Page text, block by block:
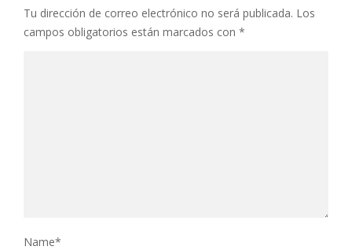
Tu dirección de correo electrónico no será publicada. Los
campos obligatorios están marcados con *
Name*